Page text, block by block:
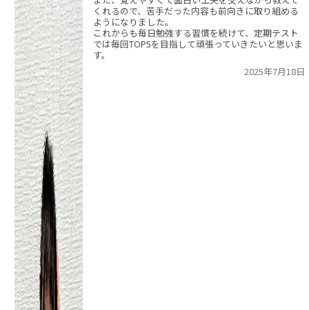
くれるので、苦手だった内容も前向きに取り組める
ようになりました。
これからも毎日勉強する習慣を続けて、定期テスト
では毎回TOP5を目指して頑張っていきたいと思いま
す。
2025年7月18日